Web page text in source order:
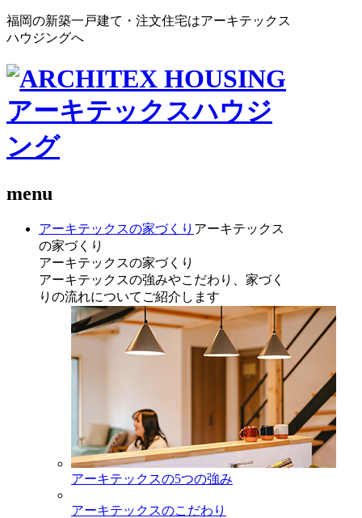
福岡の新築一戸建て・注文住宅はアーキテックス
ハウジングへ
menu
アーキテックスの家づくり アーキテックス
の家づくり
アーキテックスの家づくり
アーキテックスの強みやこだわり、家づく
りの流れについてご紹介します
アーキテックスの5つの強み
アーキテックスのこだわり